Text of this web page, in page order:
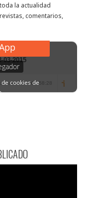
la actualidad
comentarios,